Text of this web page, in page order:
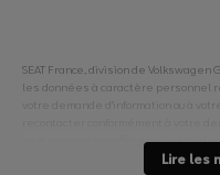
Lire les
SEAT France, division de
les données à caractère personnel
votre demande d'information ou à
vous envoyer nos offres
Pour en savoir plus sur la gestion